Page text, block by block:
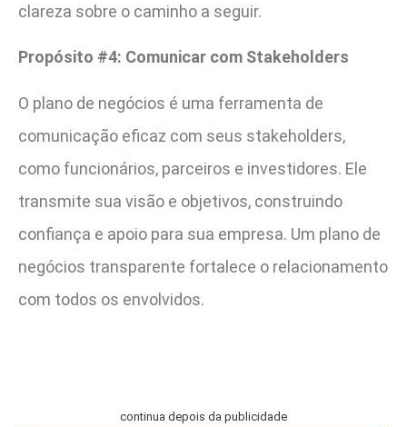
clareza sobre o caminho a seguir.
Propósito #4: Comunicar com Stakeholders
O plano de negócios é uma ferramenta de
comunicação eficaz com seus stakeholders,
como funcionários, parceiros e investidores. Ele
transmite sua visão e objetivos, construindo
confiança e apoio para sua empresa. Um plano de
negócios transparente fortalece o relacionamento
com todos os envolvidos.
continua depois da publicidade